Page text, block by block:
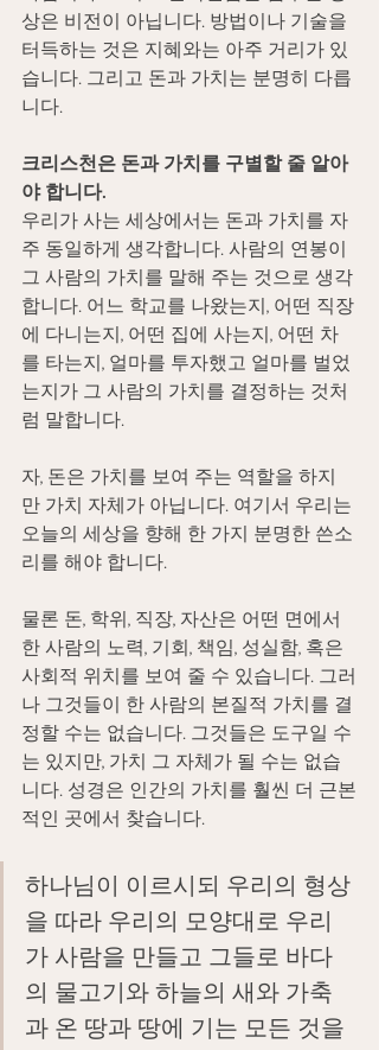
상은 비전이 아닙니다. 방법이나 기술을
터득하는 것은 지혜와는 아주 거리가 있
습니다. 그리고 돈과 가치는 분명히 다릅
니다.
크리스천은 돈과 가치를 구별할 줄 알아
야 합니다.
우리가 사는 세상에서는 돈과 가치를 자
주 동일하게 생각합니다. 사람의 연봉이
그 사람의 가치를 말해 주는 것으로 생각
합니다. 어느 학교를 나왔는지, 어떤 직장
에 다니는지, 어떤 집에 사는지, 어떤 차
를 타는지, 얼마를 투자했고 얼마를 벌었
는지가 그 사람의 가치를 결정하는 것처
럼 말합니다.
자, 돈은 가치를 보여 주는 역할을 하지
만 가치 자체가 아닙니다. 여기서 우리는
오늘의 세상을 향해 한 가지 분명한 쓴소
리를 해야 합니다.
물론 돈, 학위, 직장, 자산은 어떤 면에서
한 사람의 노력, 기회, 책임, 성실함, 혹은
사회적 위치를 보여 줄 수 있습니다. 그러
나 그것들이 한 사람의 본질적 가치를 결
정할 수는 없습니다. 그것들은 도구일 수
는 있지만, 가치 그 자체가 될 수는 없습
니다. 성경은 인간의 가치를 훨씬 더 근본
적인 곳에서 찾습니다.
하나님이 이르시되 우리의 형상
을 따라 우리의 모양대로 우리
가 사람을 만들고 그들로 바다
의 물고기와 하늘의 새와 가축
과 온 땅과 땅에 기는 모든 것을